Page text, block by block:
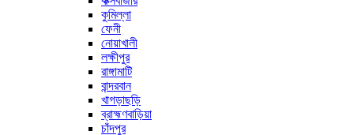
কুমিল্লা
ফেনী
নোয়াখালী
লক্ষীপুর
রাঙ্গামাটি
বান্দরবান
খাগড়াছড়ি
ব্রাহ্মণবাড়িয়া
চাঁদপুর